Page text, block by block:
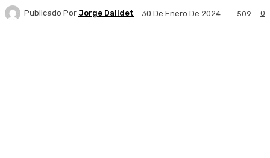
Publicado Por Jorge Dalidet 30 De Enero De 2024 0
509